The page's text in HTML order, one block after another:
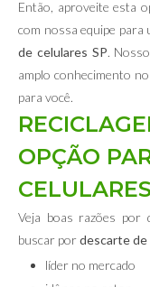
Então, aproveite esta
com nossa equipe para
de celulares SP.
amplo conhecimento
para você.
OPÇÃO
Veja boas razões por
buscar pordescarte de
líder no mercado